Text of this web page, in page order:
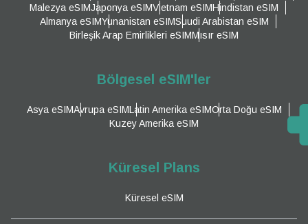
Malezya eSIMJaponya eSIMVietnam eSIMHindistan eSIM
Almanya eSIMYunanistan eSIMSuudi Arabistan eSIM
Birleşik Arap Emirlikleri eSIMMısır eSIM
Bölgesel eSIM'ler
Asya eSIMAvrupa eSIMLatin Amerika eSIMOrta Doğu eSIM
Kuzey Amerika eSIM
Küresel Plans
Küresel eSIM